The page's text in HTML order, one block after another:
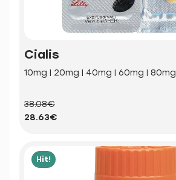
Cialis
10mg | 20mg | 40mg | 60mg | 80mg
38.08€
28.63€
Hit!